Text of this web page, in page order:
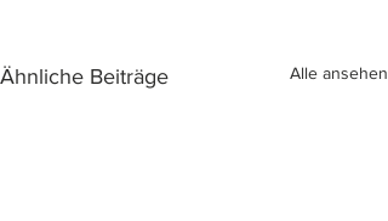
Ähnliche Beiträge Alle ansehen